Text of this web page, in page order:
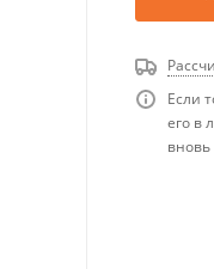
Если
его в
вновь